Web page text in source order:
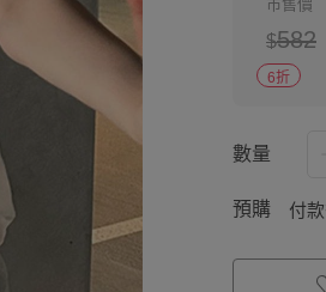
市售價
$582
6折
數量
預購 付